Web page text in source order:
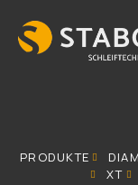
PRODUKTE
XT